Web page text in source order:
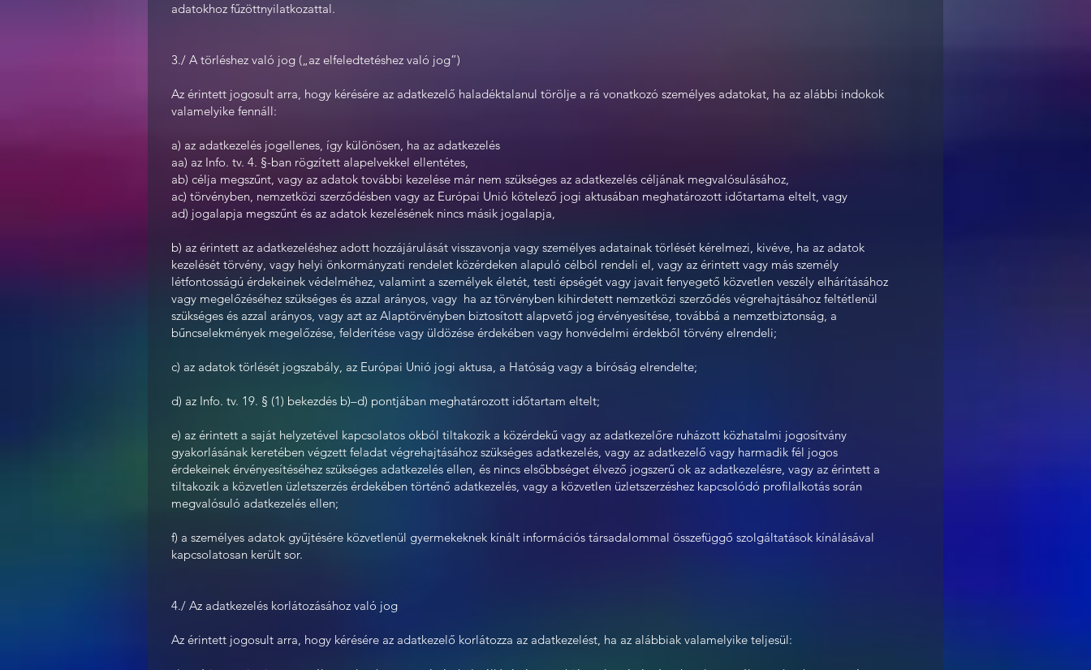
adatokhoz fűzöttnyilatkozattal.
3./ A törléshez való jog („az elfeledtetéshez való jog”)
Az érintett jogosult arra, hogy kérésére az adatkezelő haladéktalanul törölje a rá vonatkozó személyes adatokat, ha az alábbi indokok
valamelyike fennáll:
a) az adatkezelés jogellenes, így különösen, ha az adatkezelés
aa) az Info. tv. 4. §-ban rögzített alapelvekkel ellentétes,
ab) célja megszűnt, vagy az adatok további kezelése már nem szükséges az adatkezelés céljának megvalósulásához,
ac) törvényben, nemzetközi szerződésben vagy az Európai Unió kötelező jogi aktusában meghatározott időtartama eltelt, vagy
ad) jogalapja megszűnt és az adatok kezelésének nincs másik jogalapja,
b) az érintett az adatkezeléshez adott hozzájárulását visszavonja vagy személyes adatainak törlését kérelmezi, kivéve, ha az adatok
kezelését törvény, vagy helyi önkormányzati rendelet közérdeken alapuló célból rendeli el, vagy az érintett vagy más személy
létfontosságú érdekeinek védelméhez, valamint a személyek életét, testi épségét vagy javait fenyegető közvetlen veszély elhárításához
vagy megelőzéséhez szükséges és azzal arányos, vagy ha az törvényben kihirdetett nemzetközi szerződés végrehajtásához feltétlenül
szükséges és azzal arányos, vagy azt az Alaptörvényben biztosított alapvető jog érvényesítése, továbbá a nemzetbiztonság, a
bűncselekmények megelőzése, felderítése vagy üldözése érdekében vagy honvédelmi érdekből törvény elrendeli;
c) az adatok törlését jogszabály, az Európai Unió jogi aktusa, a Hatóság vagy a bíróság elrendelte;
d) az Info. tv. 19. § (1) bekezdés b)–d) pontjában meghatározott időtartam eltelt;
e) az érintett a saját helyzetével kapcsolatos okból tiltakozik a közérdekű vagy az adatkezelőre ruházott közhatalmi jogosítvány
gyakorlásának keretében végzett feladat végrehajtásához szükséges adatkezelés, vagy az adatkezelő vagy harmadik fél jogos
érdekeinek érvényesítéséhez szükséges adatkezelés ellen, és nincs elsőbbséget élvező jogszerű ok az adatkezelésre, vagy az érintett a
tiltakozik a közvetlen üzletszerzés érdekében történő adatkezelés, vagy a közvetlen üzletszerzéshez kapcsolódó profilalkotás során
megvalósuló adatkezelés ellen;
f) a személyes adatok gyűjtésére közvetlenül gyermekeknek kínált információs társadalommal összefüggő szolgáltatások kínálásával
kapcsolatosan került sor.
4./ Az adatkezelés korlátozásához való jog
Az érintett jogosult arra, hogy kérésére az adatkezelő korlátozza az adatkezelést, ha az alábbiak valamelyike teljesül: